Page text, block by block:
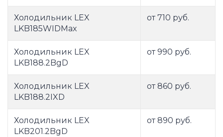
Холодильник LEX
LKB185WIDMax
от 710 руб.
Холодильник LEX
LKB188.2BgD
от 990 руб.
Холодильник LEX
LKB188.2IXD
от 860 руб.
Холодильник LEX
LKB201.2BgD
от 890 руб.